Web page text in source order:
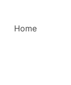
para
Home